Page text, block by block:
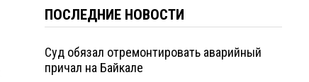
ПОСЛЕДНИЕ НОВОСТИ
Суд обязал отремонтировать аварийный
причал на Байкале